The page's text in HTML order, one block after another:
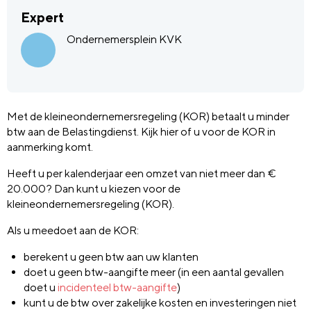
Expert
Ondernemersplein KVK
Met de kleineondernemersregeling (KOR) betaalt u minder
btw aan de Belastingdienst. Kijk hier of u voor de KOR in
aanmerking komt.
Heeft u per kalenderjaar een omzet van niet meer dan €
20.000? Dan kunt u kiezen voor de
kleineondernemersregeling (KOR).
Als u meedoet aan de KOR:
berekent u geen btw aan uw klanten
doet u geen btw-aangifte meer (in een aantal gevallen
doet u incidenteel btw-aangifte)
kunt u de btw over zakelijke kosten en investeringen niet